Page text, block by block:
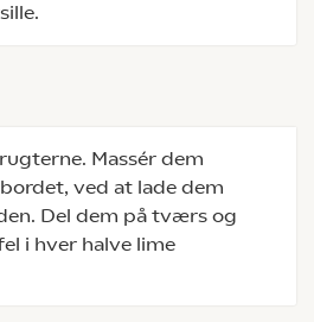
Massér dem
ved at lade dem
Del dem på tværs og
i hver halve lime